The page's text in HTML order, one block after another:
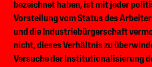
bezeichnet haben, ist mit jeder
Vorstellung vom Status des
und die Industriebürgerschaft
nicht, dieses Verhältnis zu
Versuche der Institutionalisierung